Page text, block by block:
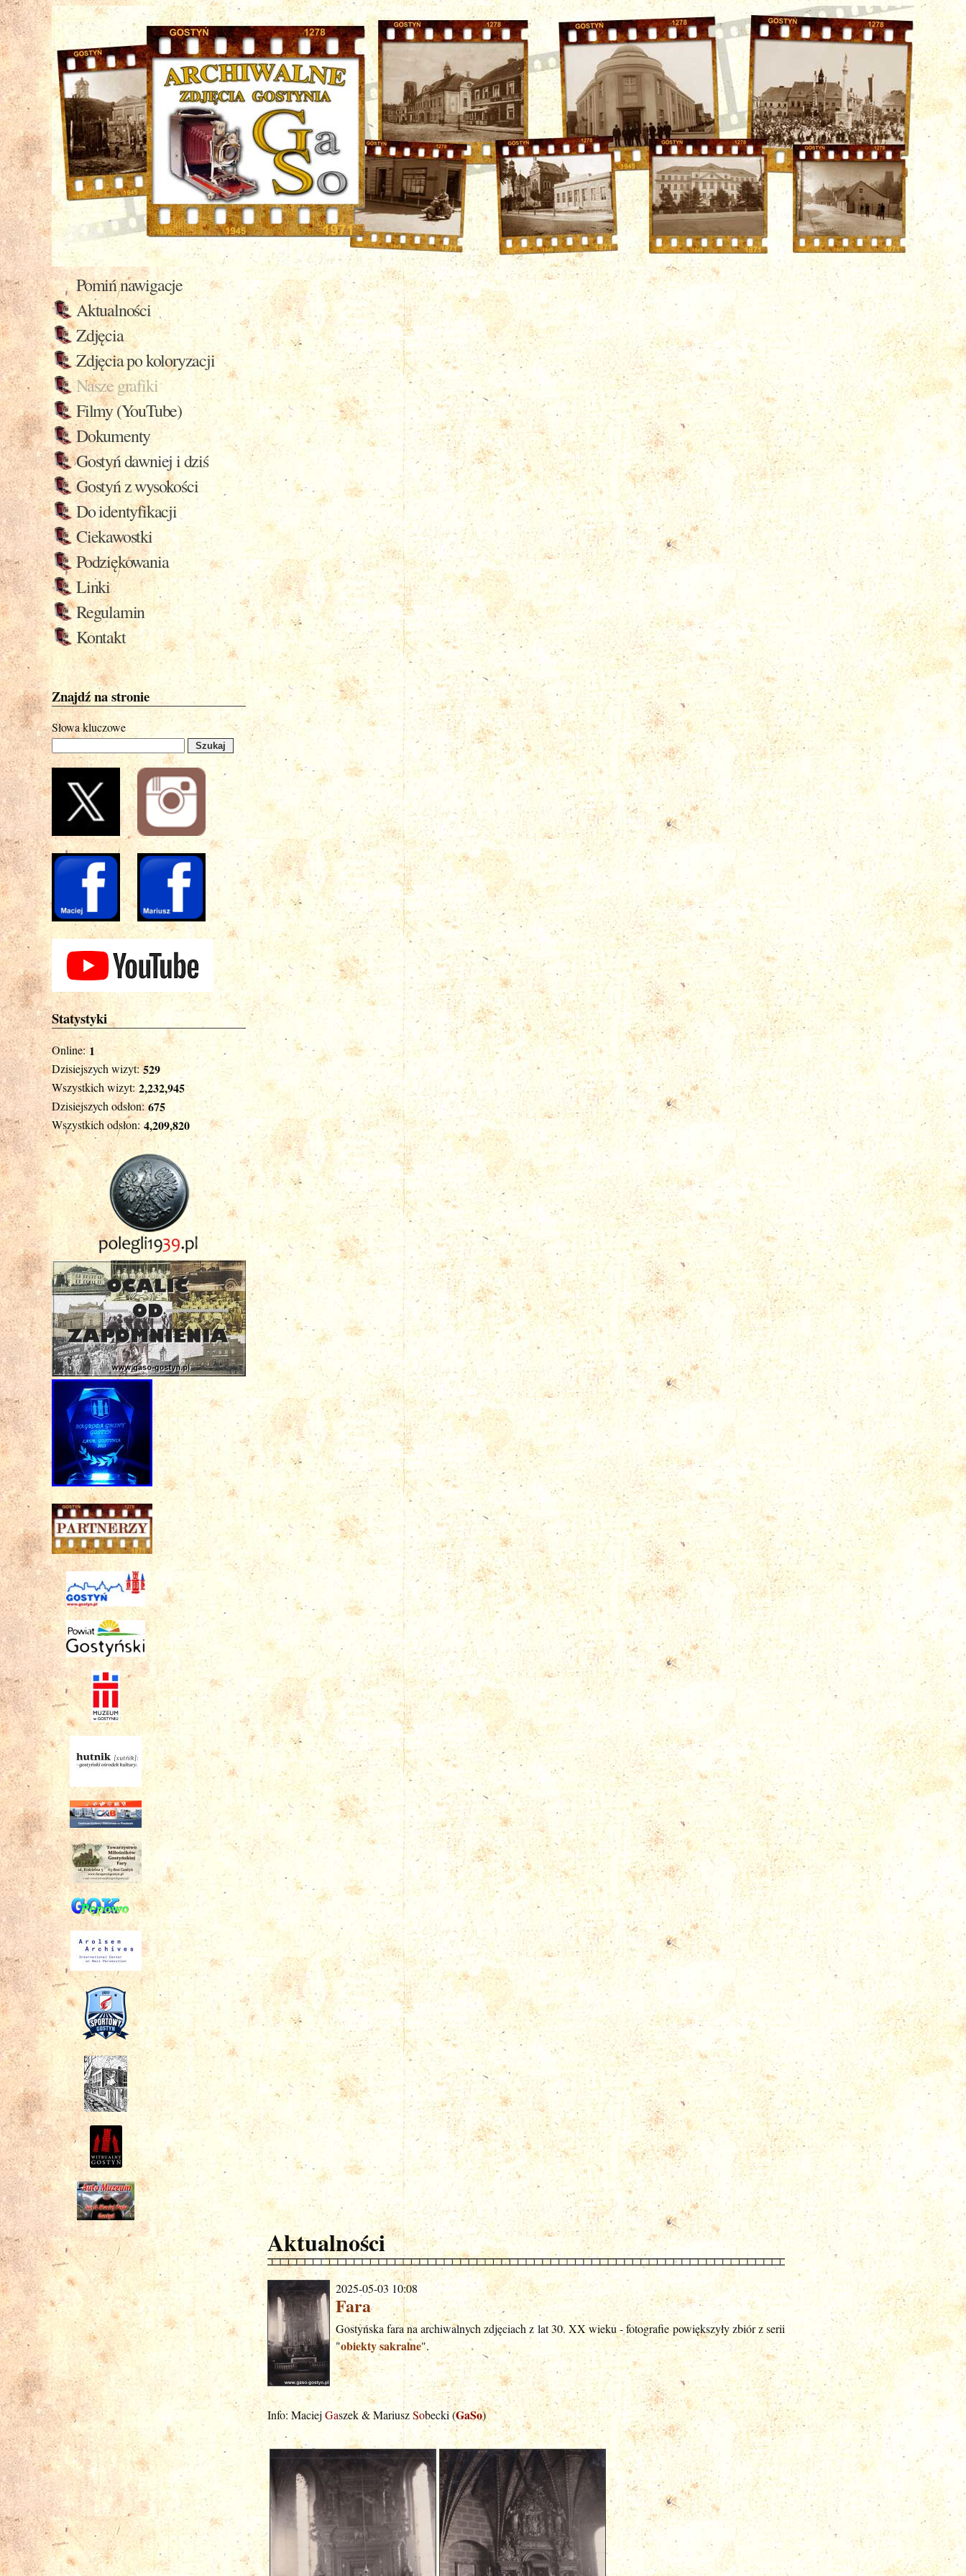
Pomiń nawigacje
Aktualności
Zdjęcia
Zdjęcia po koloryzacji
Nasze grafiki
Filmy (YouTube)
Dokumenty
Gostyń dawniej i dziś
Gostyń z wysokości
Do identyfikacji
Ciekawostki
Podziękowania
Linki
Regulamin
Kontakt
Znajdź na stronie
Słowa kluczowe
Statystyki
Online: 1
Dzisiejszych wizyt: 529
Wszystkich wizyt: 2,232,945
Dzisiejszych odsłon: 675
Wszystkich odsłon: 4,209,820
Aktualności
2025-05-03 10:08
Fara
Gostyńska fara na archiwalnych zdjęciach z lat 30. XX wieku - fotografie powiększyły zbiór z serii
"obiekty sakralne".
Info: MaciejGaszek & MariuszSobecki (GaSo)